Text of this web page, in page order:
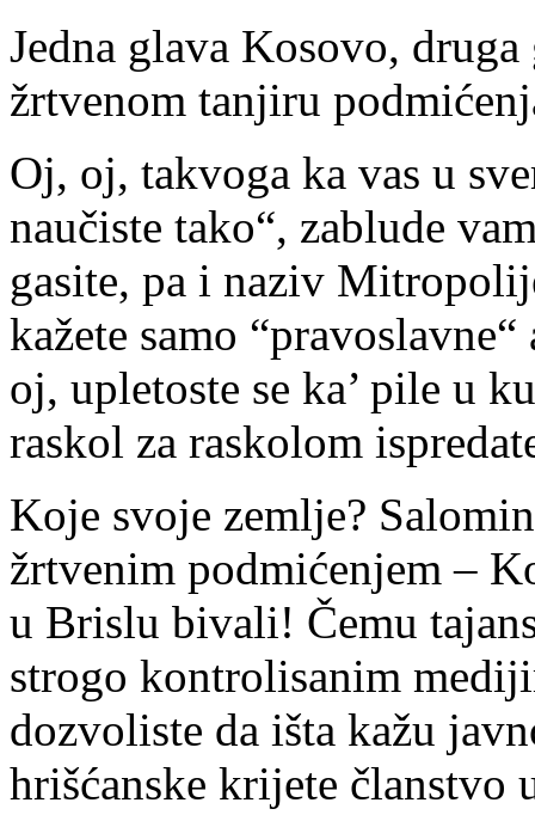
Jedna glava Kosovo,
žrtvenom tanjiru
Oj, oj, takvoga ka vas u
naučiste tako“, zablude
gasite, pa i naziv
kažete samo
oj, upletoste se ka’ pile u
raskol za raskolom
Koje svoje zemlje?
žrtvenim podmićenjem –
u Brislu bivali! Čemu
strogo kontrolisanim
dozvoliste da išta kažu
hrišćanske krijete članstvo